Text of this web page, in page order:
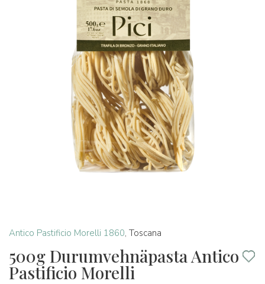
Antico Pastificio Morelli 1860, Toscana
500g Durumvehnäpasta Antico
Pastificio Morelli